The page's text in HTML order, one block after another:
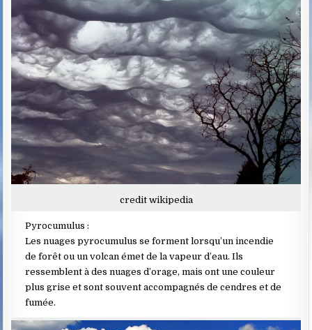
credit wikipedia
Pyrocumulus :
Les nuages pyrocumulus se forment lorsqu’un incendie
de forêt ou un volcan émet de la vapeur d’eau. Ils
ressemblent à des nuages d’orage, mais ont une couleur
plus grise et sont souvent accompagnés de cendres et de
fumée.